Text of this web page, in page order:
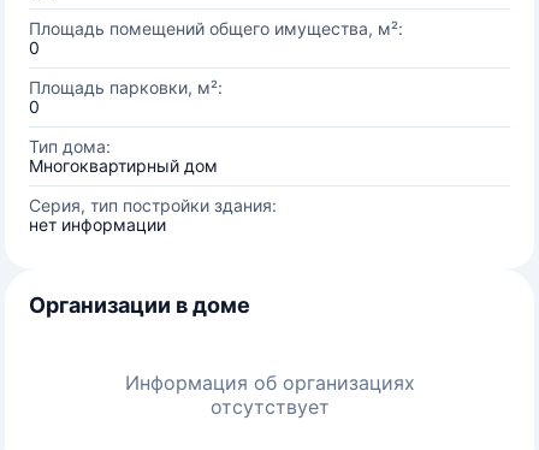
Площадь помещений общего имущества, м²:
0
Площадь парковки, м²:
0
Тип дома:
Многоквартирный дом
Серия, тип постройки здания:
нет информации
Организации в доме
Информация об организациях
отсутствует